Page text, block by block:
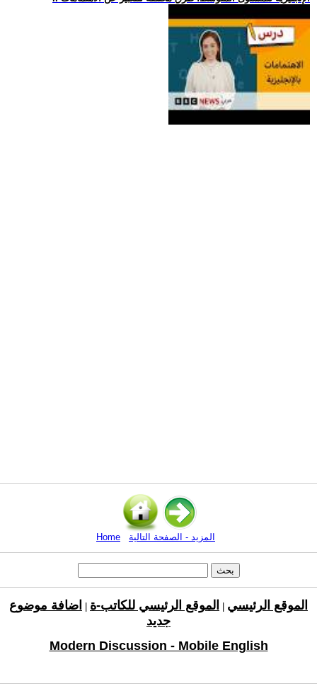
Home المزيد - الصفحة التالية
الموقع الرئيسي الموقع الرئيسي للكاتب-ة
اضافة موضوع
جديد
Modern Discussion - Mobile English